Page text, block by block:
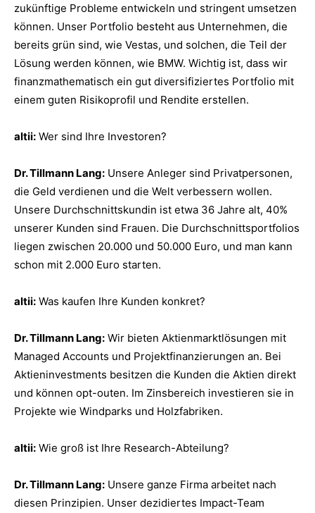
zukünftige Probleme entwickeln und stringent umsetzen
können. Unser Portfolio besteht aus Unternehmen, die
bereits grün sind, wie Vestas, und solchen, die Teil der
Lösung werden können, wie BMW. Wichtig ist, dass wir
finanzmathematisch ein gut diversifiziertes Portfolio mit
einem guten Risikoprofil und Rendite erstellen.
altii: Wer sind Ihre Investoren?
Dr. Tillmann Lang: Unsere Anleger sind Privatpersonen,
die Geld verdienen und die Welt verbessern wollen.
Unsere Durchschnittskundin ist etwa 36 Jahre alt, 40%
unserer Kunden sind Frauen. Die Durchschnittsportfolios
liegen zwischen 20.000 und 50.000 Euro, und man kann
schon mit 2.000 Euro starten.
altii: Was kaufen Ihre Kunden konkret?
Dr. Tillmann Lang: Wir bieten Aktienmarktlösungen mit
Managed Accounts und Projektfinanzierungen an. Bei
Aktieninvestments besitzen die Kunden die Aktien direkt
und können opt-outen. Im Zinsbereich investieren sie in
Projekte wie Windparks und Holzfabriken.
altii: Wie groß ist Ihre Research-Abteilung?
Dr. Tillmann Lang: Unsere ganze Firma arbeitet nach
diesen Prinzipien. Unser dezidiertes Impact-Team